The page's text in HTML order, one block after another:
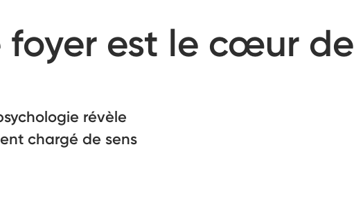
foyer est le cœur de
révèle
chargé de sens